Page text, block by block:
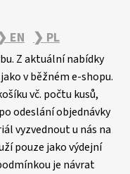
EN ❯ PL
Z aktuální nabídky
v běžném e-shopu.
vč. počtu kusů,
odeslání objednávky
vyzvednout u nás na
pouze jako výdejní
je návrat